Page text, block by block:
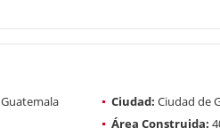
Guatemala Ciudad: Ciudad de
Área Construida: